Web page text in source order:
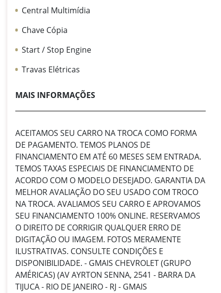
Central Multimídia
Chave Cópia
Start / Stop Engine
Travas Elétricas
MAIS INFORMAÇÕES
ACEITAMOS SEU CARRO NA TROCA COMO FORMA
DE PAGAMENTO. TEMOS PLANOS DE
FINANCIAMENTO EM ATÉ 60 MESES SEM ENTRADA.
TEMOS TAXAS ESPECIAIS DE FINANCIAMENTO DE
ACORDO COM O MODELO DESEJADO. GARANTIA DA
MELHOR AVALIAÇÃO DO SEU USADO COM TROCO
NA TROCA. AVALIAMOS SEU CARRO E APROVAMOS
SEU FINANCIAMENTO 100% ONLINE. RESERVAMOS
O DIREITO DE CORRIGIR QUALQUER ERRO DE
DIGITAÇÃO OU IMAGEM. FOTOS MERAMENTE
ILUSTRATIVAS. CONSULTE CONDIÇÕES E
DISPONIBILIDADE. - GMAIS CHEVROLET (GRUPO
AMÉRICAS) (AV AYRTON SENNA, 2541 - BARRA DA
TIJUCA - RIO DE JANEIRO - RJ - GMAIS